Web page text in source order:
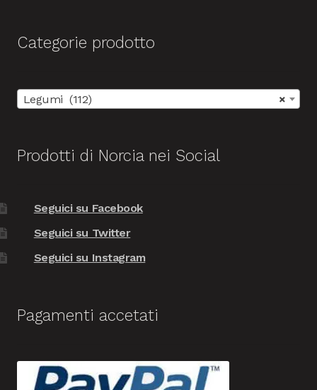
Categorie prodotto
×
Legumi (112)
Prodotti di Norcia nei Social
Seguici su Facebook
Seguici su Twitter
Seguici su Instagram
Pagamenti accetati